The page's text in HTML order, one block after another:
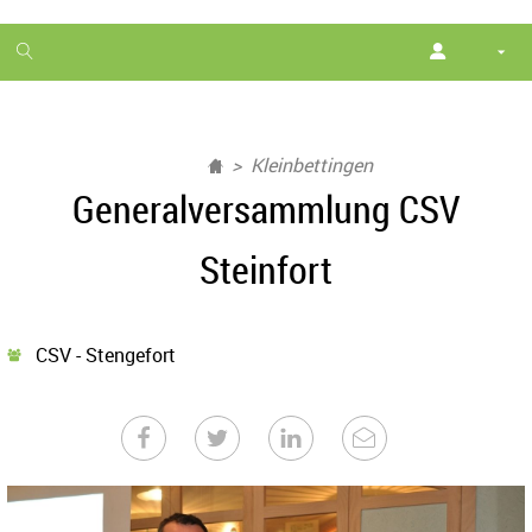
1
month
Kleinbettingen
Generalversammlung CSV
Steinfort
CSV - Stengefort